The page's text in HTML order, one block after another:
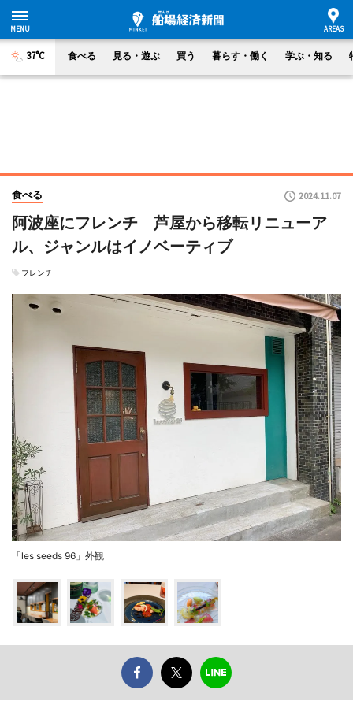
37°C 食べる 見る・遊ぶ 買う 暮らす・働く 学ぶ・知る
食べる 2024.11.07
阿波座にフレンチ 芦屋から移転リニューア
ル、ジャンルはイノベーティブ
フレンチ
「les seeds 96」外観